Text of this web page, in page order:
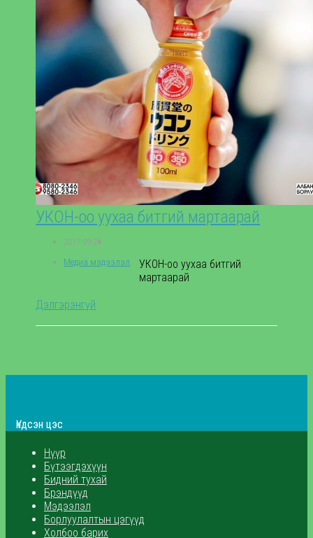
УКОН-оо уухаа битгий мартаарай
2017-09-24
Медиа мэдээлэл,
УКОН-оо уухаа битгий
мартаарай
Дэлгэрэнгүй
Үндсэн цэс
Нүүр
Бүтээгдэхүүн
Бидний тухай
Брэндүүд
Мэдээлэл
Борлуулалтын цэгүүд
Холбоо барих